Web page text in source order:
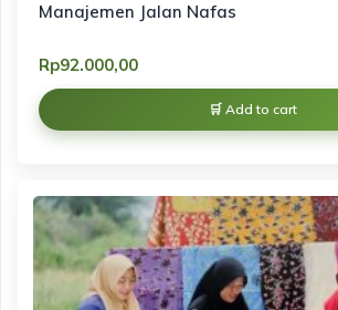
Manajemen Jalan Nafas
Rp92.000,00
Add to cart